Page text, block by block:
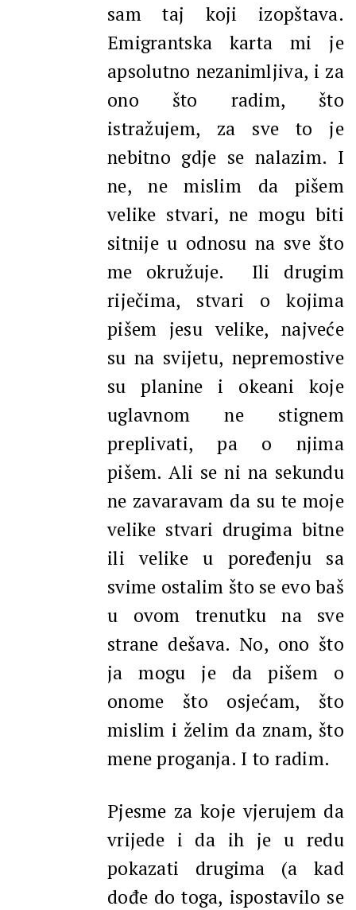
sam taj koji izopštava.
Emigrantska karta mi je
apsolutno nezanimljiva, i za
ono što radim, što
istražujem, za sve to je
nebitno gdje se nalazim. I
ne, ne mislim da pišem
velike stvari, ne mogu biti
sitnije u odnosu na sve što
me okružuje. Ili drugim
riječima, stvari o kojima
pišem jesu velike, najveće
su na svijetu, nepremostive
su planine i okeani koje
uglavnom ne stignem
preplivati, pa o njima
pišem. Ali se ni na sekundu
ne zavaravam da su te moje
velike stvari drugima bitne
ili velike u poređenju sa
svime ostalim što se evo baš
u ovom trenutku na sve
strane dešava. No, ono što
ja mogu je da pišem o
onome što osjećam, što
mislim i želim da znam, što
mene proganja. I to radim.
Pjesme za koje vjerujem da
vrijede i da ih je u redu
pokazati drugima (a kad
dođe do toga, ispostavilo se